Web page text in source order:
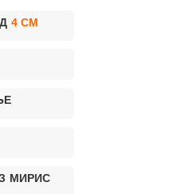
4 CM
МИРИС